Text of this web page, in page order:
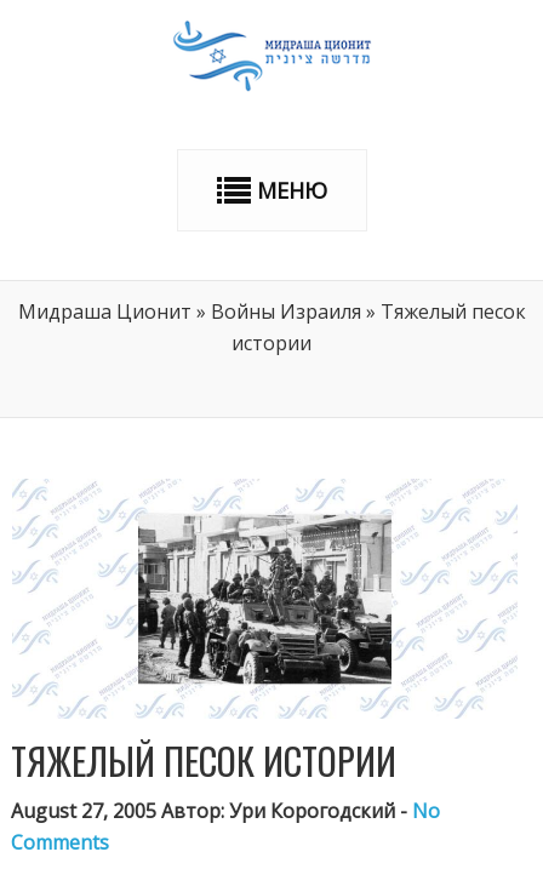
МЕНЮ
Мидраша Ционит » Войны Израиля » Тяжелый песок
истории
ТЯЖЕЛЫЙ ПЕСОК ИСТОРИИ
August 27, 2005 Автор: Ури Корогодский - No
Comments